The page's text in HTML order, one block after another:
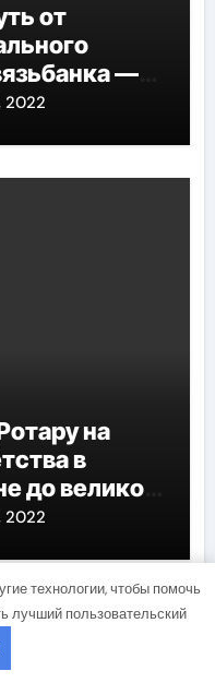
от
—
2022
на
в
до великой
жизни
2022
технологии, чтобы помочь
лучший пользовательский